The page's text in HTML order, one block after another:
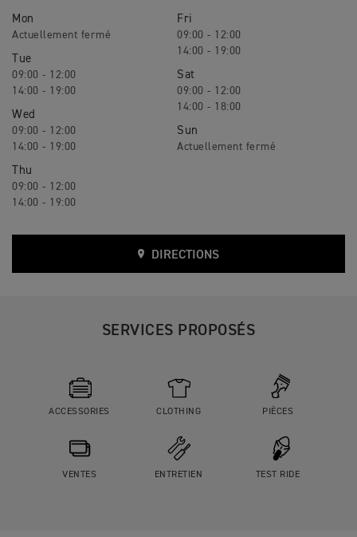
Mon
Tue
09:00 - 12:00
14:00 - 19:00
Wed
09:00 - 12:00
14:00 - 19:00
Thu
09:00 - 12:00
14:00 - 19:00
Fri
09:00 - 12:00
14:00 - 19:00
Sat
09:00 - 12:00
14:00 - 18:00
Sun
DIRECTIONS
SERVICES PROPOSÉS
ACCESSORIES CLOTHING PIÈCES
VENTES ENTRETIEN TEST RIDE